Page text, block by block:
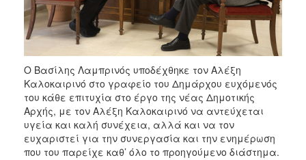
2010
2006
ΤΟΠΟΣ
ΠΟΛΙΤΙΣΜΟΣ
Ο Βασίλης Λαμπρινός υποδέχθηκε τον Αλέξη
Καλοκαιρινό στο γραφείο του Δημάρχου ευχόμενός
του κάθε επιτυχία στο έργο της νέας Δημοτικής
Αρχής, με τον Αλέξη Καλοκαιρινό να αντεύχεται
υγεία και καλή συνέχεια, αλλά και να τον
ευχαριστεί για την συνεργασία και την ενημέρωση
που του παρείχε καθ’ όλο το προηγούμενο διάστημα.